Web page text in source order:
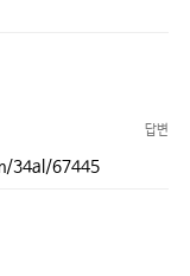
답변
34al/67445